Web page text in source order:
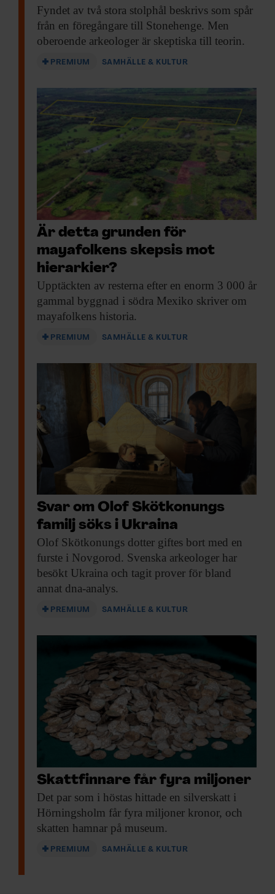
Fyndet av två stora stolphål beskrivs som spår
från en föregångare till Stonehenge. Men
oberoende arkeologer är skeptiska till teorin.
PREMIUM SAMHÄLLE & KULTUR
Är detta grunden för
mayafolkens skepsis mot
hierarkier?
Upptäckten av resterna efter en enorm 3 000 år
gammal byggnad i södra Mexiko skriver om
mayafolkens historia.
PREMIUM SAMHÄLLE & KULTUR
Svar om Olof Skötkonungs
familj söks i Ukraina
Olof Skötkonungs dotter giftes bort med en
furste i Novgorod. Svenska arkeologer har
besökt Ukraina och tagit prover för bland
annat dna-analys.
PREMIUM SAMHÄLLE & KULTUR
Skattfinnare får fyra miljoner
Det par som i höstas hittade en silverskatt i
Hörningsholm får fyra miljoner kronor, och
skatten hamnar på museum.
PREMIUM SAMHÄLLE & KULTUR